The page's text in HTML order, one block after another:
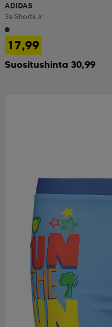
ADIDAS
3s Shorts Jr
17,99
Suositushinta 30,99